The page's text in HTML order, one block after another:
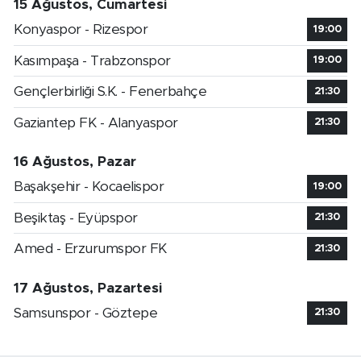
15 Ağustos, Cumartesi
Konyaspor - Rizespor
19:00
Kasımpaşa - Trabzonspor 19:00
Gençlerbirliği S.K. - Fenerbahçe 21:30
Gaziantep FK - Alanyaspor 21:30
16 Ağustos, Pazar
Başakşehir - Kocaelispor
19:00
Beşiktaş - Eyüpspor 21:30
Amed - Erzurumspor FK 21:30
17 Ağustos, Pazartesi
Samsunspor - Göztepe
21:30